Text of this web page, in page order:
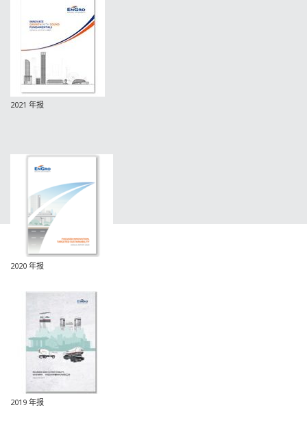
2021 年报
2020 年报
2019 年报